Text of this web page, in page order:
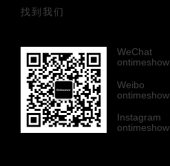
找到我们
WeChat
ontimeshow
Weibo
ontimeshow
Instagram
ontimeshow